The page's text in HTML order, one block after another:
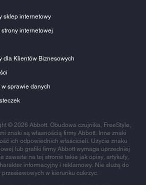
sklep internetowy
internetowej
dla Klientów Biznesowych
w sprawie danych
© 2026 Abbott. Obudowa czujnika, FreeStyle,
znaki są własnością firmy Abbott. Inne znaki
ich odpowiednich właścicieli. Użycie znaku
lub grafiki firmy Abbott wymaga uprzedniej
zawarte na tej stronie takie jak opisy, artykuły,
informacyjny i reklamowy. Nie służą do
w kierunku cukrzyc.